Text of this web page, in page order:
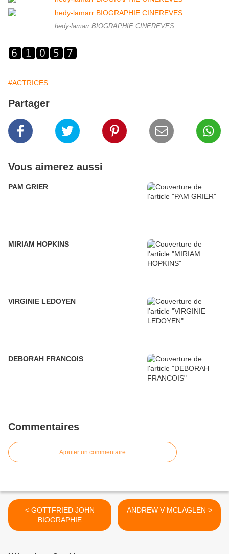
hedy-lamarr BIOGRAPHIE CINEREVES
#ACTRICES
Partager
Vous aimerez aussi
PAM GRIER
MIRIAM HOPKINS
VIRGINIE LEDOYEN
DEBORAH FRANCOIS
Commentaires
Ajouter un commentaire
< GOTTFRIED JOHN
BIOGRAPHIE
ANDREW V MCLAGLEN >